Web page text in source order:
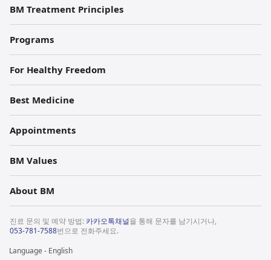
BM Treatment Principles
Programs
For Healthy Freedom
Best Medicine
Appointments
BM Values
About BM
진료 문의 및 예약 방법: 카카오톡채널을 통해 문자를 남기시거나,
053-781-7588번으로 전화주세요.
Language - English